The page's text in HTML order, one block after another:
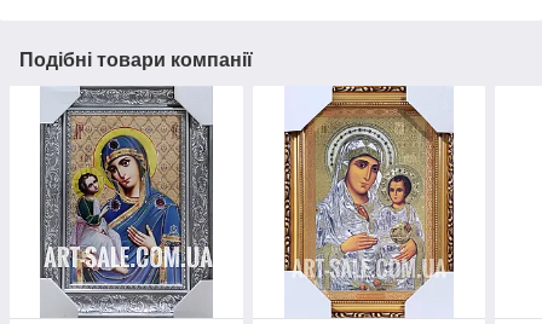
Подібні товари компанії